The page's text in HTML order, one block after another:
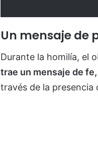
Un mensaje de
Durante la homilía, el
trae un mensaje de
través de la presencia